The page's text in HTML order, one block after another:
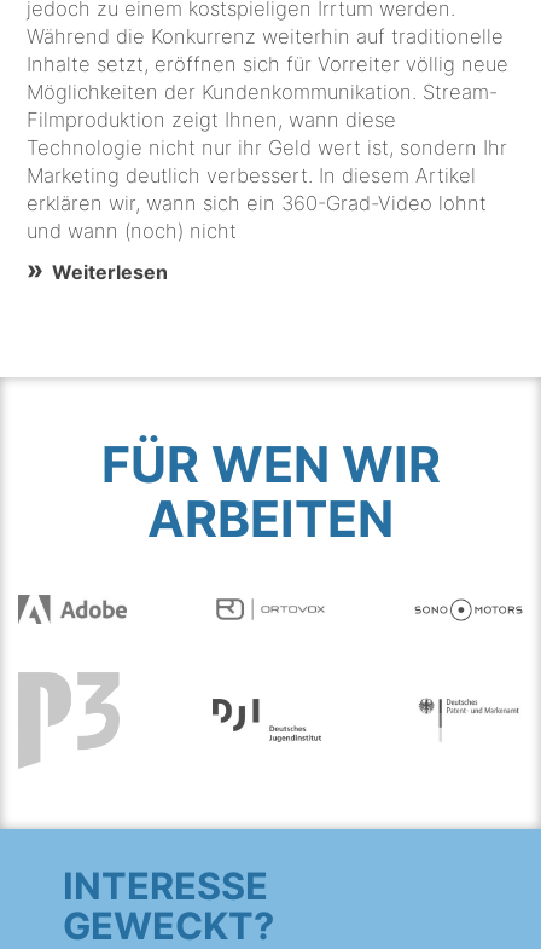
jedoch zu einem kostspieligen Irrtum werden.
Während die Konkurrenz weiterhin auf traditionelle
Inhalte setzt, eröffnen sich für Vorreiter völlig neue
Möglichkeiten der Kundenkommunikation. Stream-
Filmproduktion zeigt Ihnen, wann diese
Technologie nicht nur ihr Geld wert ist, sondern Ihr
Marketing deutlich verbessert. In diesem Artikel
erklären wir, wann sich ein 360-Grad-Video lohnt
und wann (noch) nicht
Weiterlesen
FÜR WEN WIR
ARBEITEN
INTERESSE
GEWECKT?